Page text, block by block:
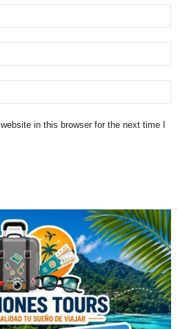
in this browser for the next time I